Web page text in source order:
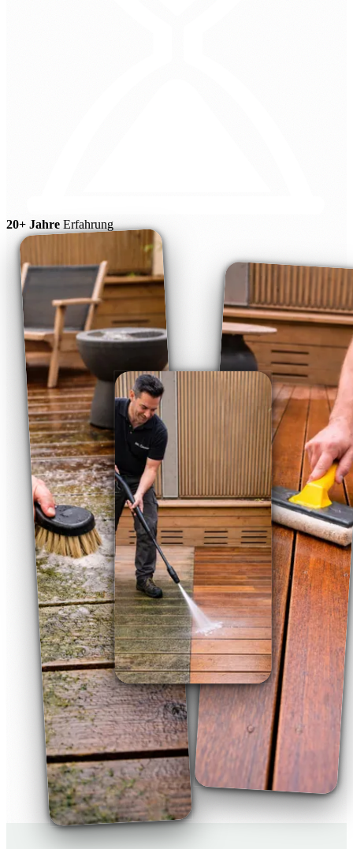
20+ Jahre Erfahrung